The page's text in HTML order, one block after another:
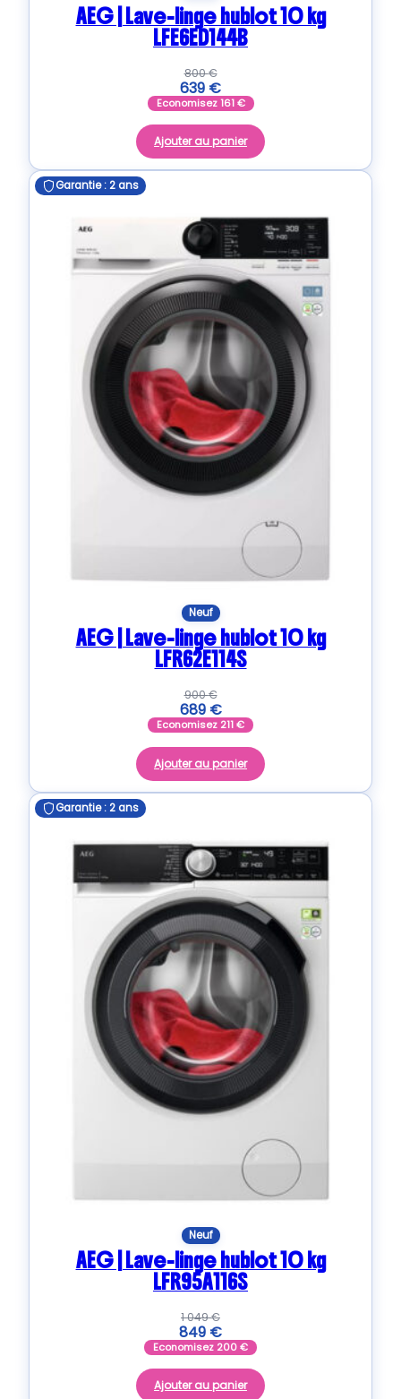
AEG | Lave-linge hublot 10 kg
LFE6ED144B
800€
639 €
Economisez161€
Ajouter au panier
Garantie : 2 ans
Neuf
AEG | Lave-linge hublot 10 kg
LFR62E114S
900€
689 €
Economisez 211€
Ajouter au panier
Garantie : 2 ans
Neuf
AEG | Lave-linge hublot 10 kg
LFR95A116S
1 049€
849 €
Economisez 200€
Ajouter au panier